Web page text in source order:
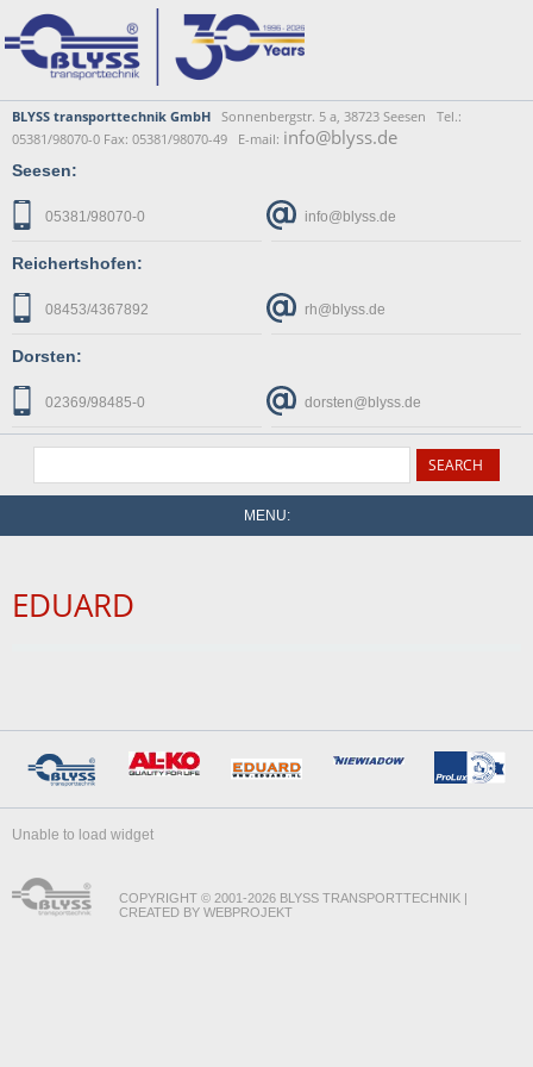
BLYSS transporttechnik GmbH Sonnenbergstr. 5 a, 38723 Seesen Tel.:
05381/98070-0 Fax: 05381/98070-49 E-mail: info@blyss.de
Seesen:
05381/98070-0 info@blyss.de
Reichertshofen:
08453/4367892 rh@blyss.de
Dorsten:
02369/98485-0 dorsten@blyss.de
MENU:
EDUARD
Unable to load widget
COPYRIGHT © 2001-2026 BLYSS TRANSPORTTECHNIK |
CREATED BY WEBPROJEKT